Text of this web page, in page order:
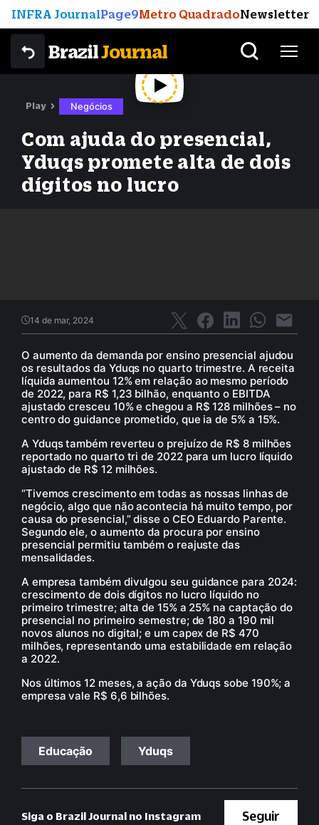
INFRA JournalPage9Metro QuadradoNewsletter
BrazilJournal
Play Negócios
Com ajuda do presencial,
Yduqs promete alta de dois
dígitos no lucro
14 de mar, 2024
O aumento da demanda por ensino presencial ajudou
os resultados da Yduqs no quarto trimestre. A receita
líquida aumentou 12% em relação ao mesmo período
de 2022, para R$ 1,23 bilhão, enquanto o EBITDA
ajustado cresceu 10% e chegou a R$ 128 milhões – no
centro do guidance prometido, que ia de 5% a 15%.
A Yduqs também reverteu o prejuízo de R$ 8 milhões
reportado no quarto tri de 2022 para um lucro líquido
ajustado de R$ 12 milhões.
“Tivemos crescimento em todas as nossas linhas de
negócio, algo que não acontecia há muito tempo, por
causa do presencial,” disse o CEO Eduardo Parente.
Segundo ele, o aumento da procura por ensino
presencial permitiu também o reajuste das
mensalidades.
A empresa também divulgou seu guidance para 2024:
crescimento de dois dígitos no lucro líquido no
primeiro trimestre; alta de 15% a 25% na captação do
presencial no primeiro semestre; de 180 a 190 mil
novos alunos no digital; e um capex de R$ 470
milhões, representando uma estabilidade em relação
a 2022.
Nos últimos 12 meses, a ação da Yduqs sobe 190%; a
empresa vale R$ 6,6 bilhões.
Educação Yduqs
Siga o Brazil Journal no Instagram Seguir